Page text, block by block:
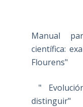
Manual
científica:
Flourens"
"
distinguir"